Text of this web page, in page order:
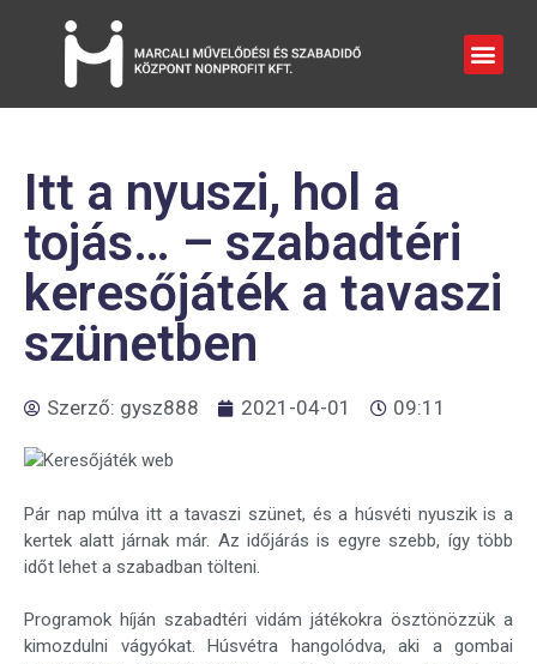
Itt a nyuszi, hol a
tojás… – szabadtéri
keresőjáték a tavaszi
szünetben
Szerző: gysz888 2021-04-01 09:11
Pár nap múlva itt a tavaszi szünet, és a húsvéti nyuszik is a
kertek alatt járnak már. Az időjárás is egyre szebb, így több
időt lehet a szabadban tölteni.
Programok híján szabadtéri vidám játékokra ösztönözzük a
kimozdulni vágyókat. Húsvétra hangolódva, aki a gombai